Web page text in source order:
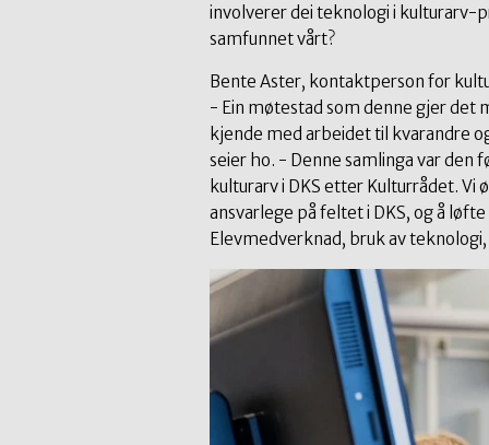
involverer dei teknologi i kulturarv-
samfunnet vårt?
Bente Aster, kontaktperson for
- Ein møtestad som denne gjer det
kjende med arbeidet til kvarandre
seier ho. - Denne samlinga var
kulturarv i DKS etter Kulturrådet. Vi
ansvarlege på feltet i DKS, og å
Elevmedverknad, bruk av